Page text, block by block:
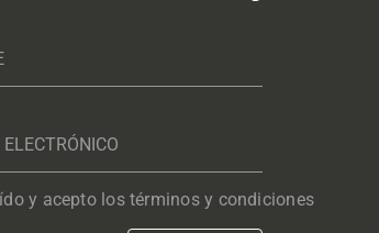
y acepto los términos y condiciones